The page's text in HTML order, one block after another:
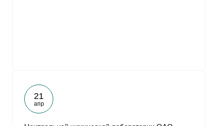
21
апр